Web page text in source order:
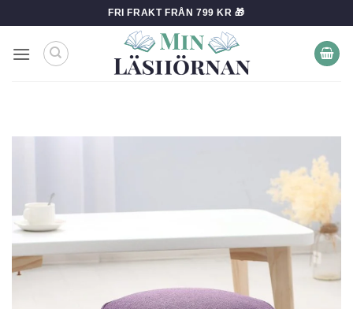
to
content
FRI FRAKT FRÅN 799 KR 🎁